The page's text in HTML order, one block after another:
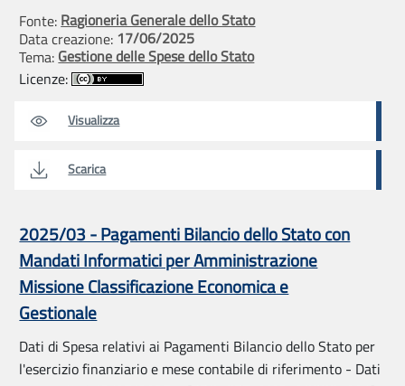
Fonte: Ragioneria Generale dello Stato
Data creazione: 17/06/2025
Tema: Gestione delle Spese dello Stato
Licenze:
Visualizza
Scarica
2025/03 - Pagamenti Bilancio dello Stato con
Mandati Informatici per Amministrazione
Missione Classificazione Economica e
Gestionale
Dati di Spesa relativi ai Pagamenti Bilancio dello Stato per
l'esercizio finanziario e mese contabile di riferimento - Dati